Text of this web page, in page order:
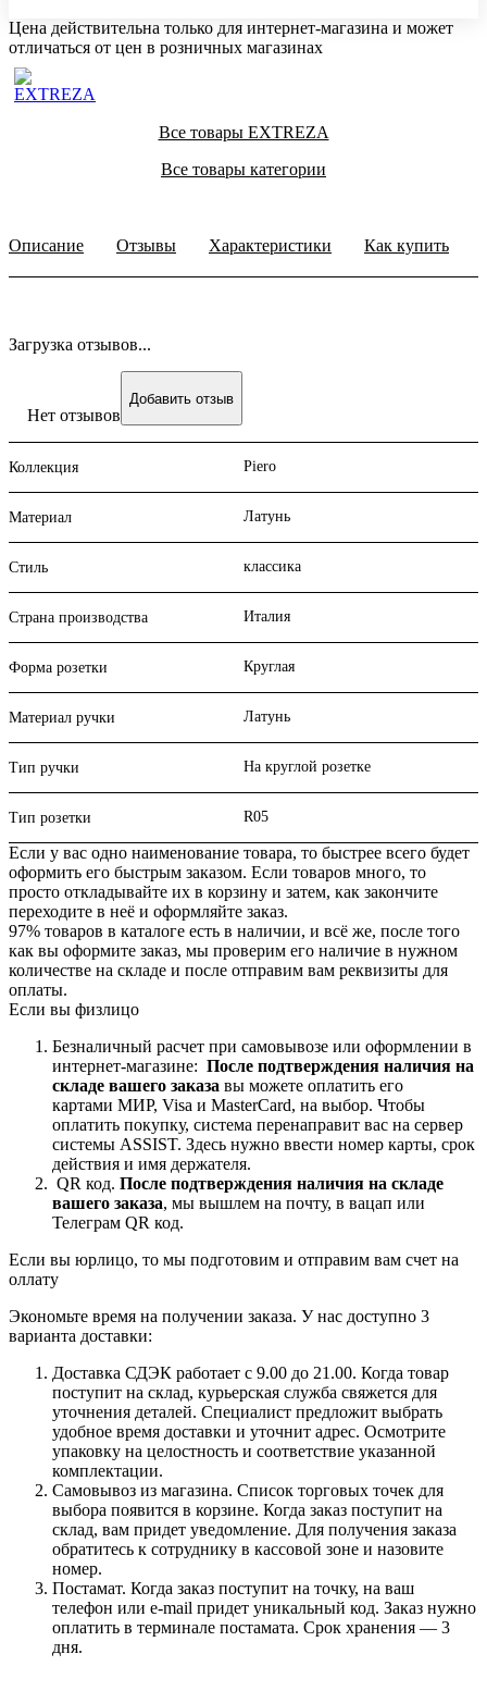
Цена действительна только для интернет-магазина и может
отличаться от цен в розничных магазинах
Все товары EXTREZA
Все товары категории
Описание Отзывы Характеристики Как купить
Загрузка отзывов...
Нет отзывов
Добавить отзыв
Коллекция Piero
Материал Латунь
Стиль классика
Страна производства Италия
Форма розетки Круглая
Материал ручки Латунь
Тип ручки На круглой розетке
Тип розетки R05
Если у вас одно наименование товара, то быстрее всего будет
оформить его быстрым заказом. Если товаров много, то
просто откладывайте их в корзину и затем, как закончите
переходите в неё и оформляйте заказ.
97% товаров в каталоге есть в наличии, и всё же, после того
как вы оформите заказ, мы проверим его наличие в нужном
количестве на складе и после отправим вам реквизиты для
оплаты.
Если вы физлицо
Безналичный расчет при самовывозе или оформлении в
интернет-магазине: После подтверждения наличия на
складе вашего заказа вы можете оплатить его
картами МИР, Visa и MasterCard, на выбор. Чтобы
оплатить покупку, система перенаправит вас на сервер
системы ASSIST. Здесь нужно ввести номер карты, срок
действия и имя держателя.
QR код. После подтверждения наличия на складе
вашего заказа, мы вышлем на почту, в вацап или
Телеграм QR код.
Если вы юрлицо, то мы подготовим и отправим вам счет на
оллату
Экономьте время на получении заказа. У нас доступно 3
варианта доставки:
Доставка СДЭК работает с 9.00 до 21.00. Когда товар
поступит на склад, курьерская служба свяжется для
уточнения деталей. Специалист предложит выбрать
удобное время доставки и уточнит адрес. Осмотрите
упаковку на целостность и соответствие указанной
комплектации.
Самовывоз из магазина. Список торговых точек для
выбора появится в корзине. Когда заказ поступит на
склад, вам придет уведомление. Для получения заказа
обратитесь к сотруднику в кассовой зоне и назовите
номер.
Постамат. Когда заказ поступит на точку, на ваш
телефон или e-mail придет уникальный код. Заказ нужно
оплатить в терминале постамата. Срок хранения — 3
дня.